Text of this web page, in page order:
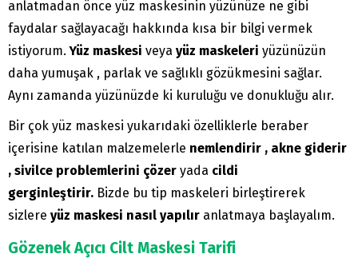
anlatmadan önce yüz maskesinin yüzünüze ne gibi
faydalar sağlayacağı hakkında kısa bir bilgi vermek
istiyorum.Yüz maskesi veya yüz maskeleri yüzünüzün
daha yumuşak , parlak ve sağlıklı gözükmesini sağlar.
Aynı zamanda yüzünüzde ki kuruluğu ve donukluğu alır.
Bir çok yüz maskesi yukarıdaki özelliklerle beraber
içerisine katılan malzemelerle nemlendirir , akne giderir
, sivilce problemlerini çözer yada cildi
gerginleştirir. Bizde bu tip maskeleri birleştirerek
sizlere yüz maskesi nasıl yapılır anlatmaya başlayalım.
Gözenek Açıcı Cilt Maskesi Tarifi